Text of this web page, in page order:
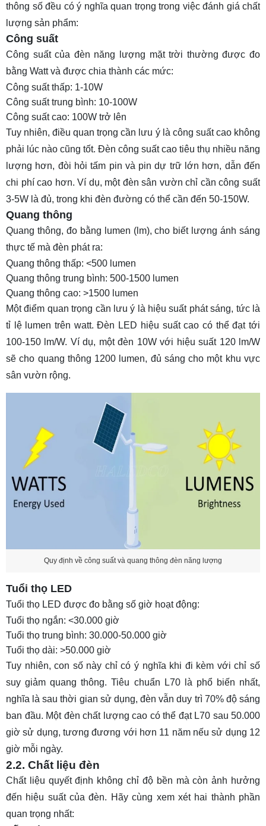
thông số đều có ý nghĩa quan trọng trong việc đánh giá chất
lượng sản phẩm:
Công suất
Công suất của đèn năng lượng mặt trời thường được đo
bằng Watt và được chia thành các mức:
Công suất thấp: 1-10W
Công suất trung bình: 10-100W
Công suất cao: 100W trở lên
Tuy nhiên, điều quan trọng cần lưu ý là công suất cao không
phải lúc nào cũng tốt. Đèn công suất cao tiêu thụ nhiều năng
lượng hơn, đòi hỏi tấm pin và pin dự trữ lớn hơn, dẫn đến
chi phí cao hơn. Ví dụ, một đèn sân vườn chỉ cần công suất
3-5W là đủ, trong khi đèn đường có thể cần đến 50-150W.
Quang thông
Quang thông, đo bằng lumen (lm), cho biết lượng ánh sáng
thực tế mà đèn phát ra:
Quang thông thấp: <500 lumen
Quang thông trung bình: 500-1500 lumen
Quang thông cao: >1500 lumen
Một điểm quan trọng cần lưu ý là hiệu suất phát sáng, tức là
tỉ lệ lumen trên watt. Đèn LED hiệu suất cao có thể đạt tới
100-150 lm/W. Ví dụ, một đèn 10W với hiệu suất 120 lm/W
sẽ cho quang thông 1200 lumen, đủ sáng cho một khu vực
sân vườn rộng.
Quy định về công suất và quang thông đèn năng lượng
Tuổi thọ LED
Tuổi thọ LED được đo bằng số giờ hoạt động:
Tuổi thọ ngắn: <30.000 giờ
Tuổi thọ trung bình: 30.000-50.000 giờ
Tuổi thọ dài: >50.000 giờ
Tuy nhiên, con số này chỉ có ý nghĩa khi đi kèm với chỉ số
suy giảm quang thông. Tiêu chuẩn L70 là phổ biến nhất,
nghĩa là sau thời gian sử dụng, đèn vẫn duy trì 70% độ sáng
ban đầu. Một đèn chất lượng cao có thể đạt L70 sau 50.000
giờ sử dụng, tương đương với hơn 11 năm nếu sử dụng 12
giờ mỗi ngày.
2.2. Chất liệu đèn
Chất liệu quyết định không chỉ độ bền mà còn ảnh hưởng
đến hiệu suất của đèn. Hãy cùng xem xét hai thành phần
quan trọng nhất: